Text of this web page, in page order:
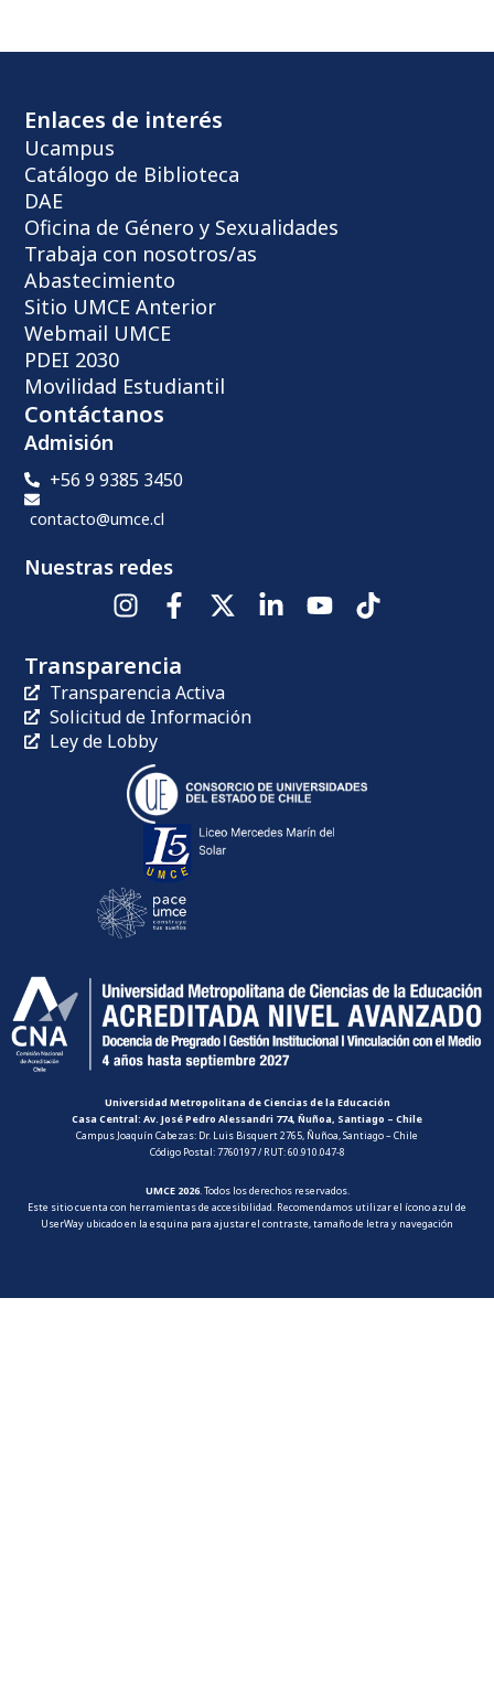
Enlaces de interés
Ucampus
Catálogo de Biblioteca
DAE
Oficina de Género y Sexualidades
Trabaja con nosotros/as
Abastecimiento
Sitio UMCE Anterior
Webmail UMCE
PDEI 2030
Movilidad Estudiantil
Contáctanos
Admisión
+56 9 9385 3450
contacto@umce.cl
Nuestras redes
Transparencia
Transparencia Activa
Solicitud de Información
Ley de Lobby
Universidad Metropolitana de Ciencias de la Educación
Casa Central: Av. José Pedro Alessandri 774, Ñuñoa, Santiago – Chile
Campus Joaquín Cabezas: Dr. Luis Bisquert 2765, Ñuñoa, Santiago – Chile
Código Postal: 7760197 / RUT: 60.910.047-8
UMCE 2026. Todos los derechos reservados.
Este sitio cuenta con herramientas de accesibilidad. Recomendamos utilizar el ícono azul de
UserWay ubicado en la esquina para ajustar el contraste, tamaño de letra y navegación